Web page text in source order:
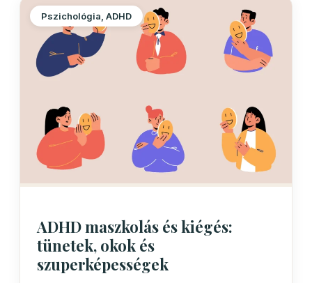
Pszichológia, ADHD
ADHD maszkolás és kiégés:
tünetek, okok és
szuperképességek